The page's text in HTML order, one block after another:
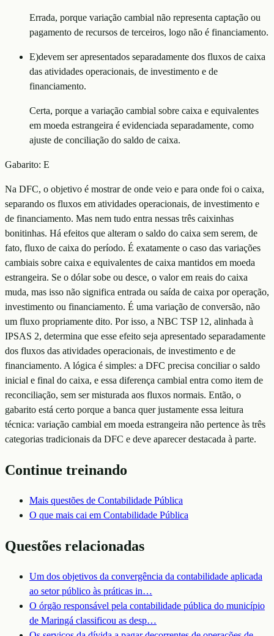
Errada, porque variação cambial não representa captação ou
pagamento de recursos de terceiros, logo não é financiamento.
E)devem ser apresentados separadamente dos fluxos de caixa
das atividades operacionais, de investimento e de
financiamento.
Certa, porque a variação cambial sobre caixa e equivalentes
em moeda estrangeira é evidenciada separadamente, como
ajuste de conciliação do saldo de caixa.
Gabarito: E
Na DFC, o objetivo é mostrar de onde veio e para onde foi o caixa,
separando os fluxos em atividades operacionais, de investimento e
de financiamento. Mas nem tudo entra nessas três caixinhas
bonitinhas. Há efeitos que alteram o saldo do caixa sem serem, de
fato, fluxo de caixa do período. É exatamente o caso das variações
cambiais sobre caixa e equivalentes de caixa mantidos em moeda
estrangeira. Se o dólar sobe ou desce, o valor em reais do caixa
muda, mas isso não significa entrada ou saída de caixa por operação,
investimento ou financiamento. É uma variação de conversão, não
um fluxo propriamente dito. Por isso, a NBC TSP 12, alinhada à
IPSAS 2, determina que esse efeito seja apresentado separadamente
dos fluxos das atividades operacionais, de investimento e de
financiamento. A lógica é simples: a DFC precisa conciliar o saldo
inicial e final do caixa, e essa diferença cambial entra como item de
reconciliação, sem ser misturada aos fluxos normais. Então, o
gabarito está certo porque a banca quer justamente essa leitura
técnica: variação cambial em moeda estrangeira não pertence às três
categorias tradicionais da DFC e deve aparecer destacada à parte.
Continue treinando
Mais questões de Contabilidade Pública
O que mais cai em Contabilidade Pública
Questões relacionadas
Um dos objetivos da convergência da contabilidade aplicada
ao setor público às práticas in…
O órgão responsável pela contabilidade pública do município
de Maringá classificou as desp…